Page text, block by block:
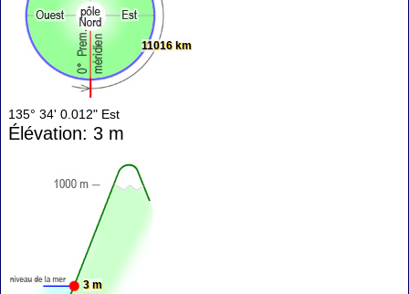
11016 km
135° 34' 0.012" Est
Élévation: 3 m
3 m